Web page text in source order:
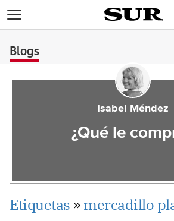
Blogs
Isabel Méndez
¿Qué le
Etiquetas »mercadillo